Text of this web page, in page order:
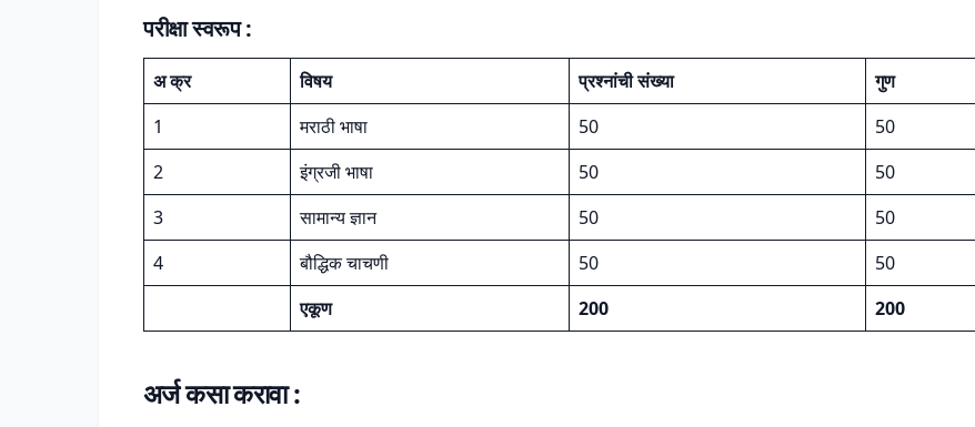
परीक्षा स्वरूप :
अ क्र विषय प्रश्नांची संख्या
गुण
1
मराठी भाषा 50
50
2
इंग्रजी भाषा 50
50
3
सामान्य ज्ञान 50
50
4
बौद्धिक चाचणी 50
50
एकूण
200 200
अर्ज कसा करावा :